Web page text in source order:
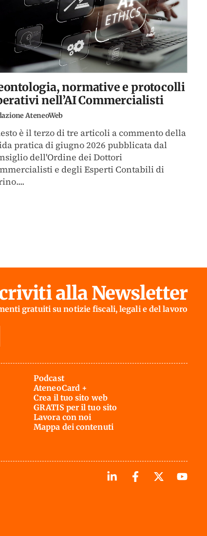
normative e protocolli
nell’AI Commercialisti
AteneoWeb
è il terzo di tre articoli a commento della
pratica di giugno 2026 pubblicata dal
dell'Ordine dei Dottori
e degli Esperti Contabili di
alla Newsletter
gratuiti su notizie fiscali, legali e del lavoro
Podcast
AteneoCard +
Crea il tuo sito web
GRATIS per il tuo sito
Lavora con noi
Mappa dei contenuti